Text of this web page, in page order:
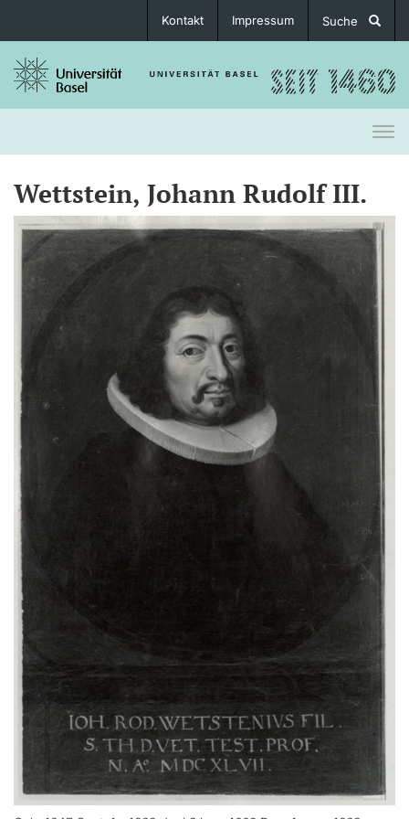
Kontakt Impressum Suche
Wettstein, Johann Rudolf III.